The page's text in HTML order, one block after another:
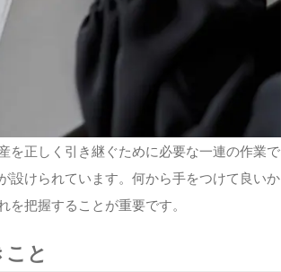
を正しく引き継ぐために必要な一連の作業で
設けられています。何から手をつけて良いか
把握することが重要です。
と